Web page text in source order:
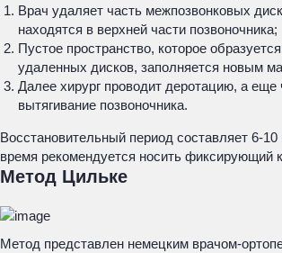
Врач удаляет часть межпозвонковых
находятся в верхней части позвоночника;
Пустое пространство, которое
удаленных дисков, заполняется новым
Далее хирург проводит деротацию, а
вытягивание позвоночника.
Восстановительный период составляет 6-
время рекомендуется носить фиксирующий
Метод Цильке
Метод представлен немецким врачом-